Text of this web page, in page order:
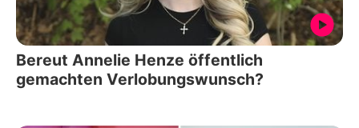
Bereut Annelie Henze öffentlich
gemachten Verlobungswunsch?